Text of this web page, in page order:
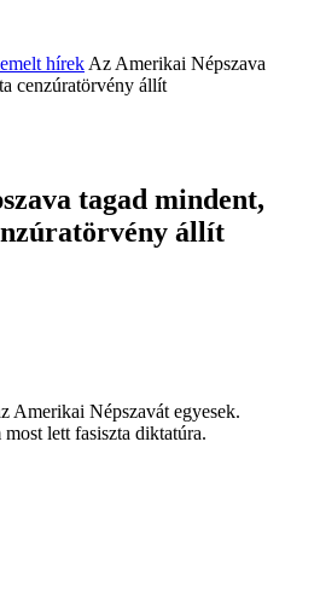
hírek Az Amerikai Népszava
cenzúratörvény állít
tagad mindent,
állít
Amerikai Népszavát egyesek.
lett fasiszta diktatúra.